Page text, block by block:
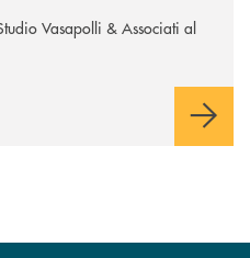
Vasapolli & Associati al